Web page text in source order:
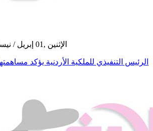
GMT 20:15 2019 الإثنين ,01 إبريل / نيسان
الرئيس التنفيذي للملكية الأردنية يؤكد